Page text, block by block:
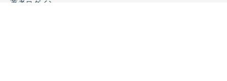
著者ログイン